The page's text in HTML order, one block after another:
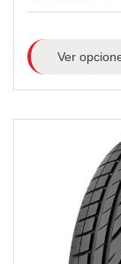
Ver